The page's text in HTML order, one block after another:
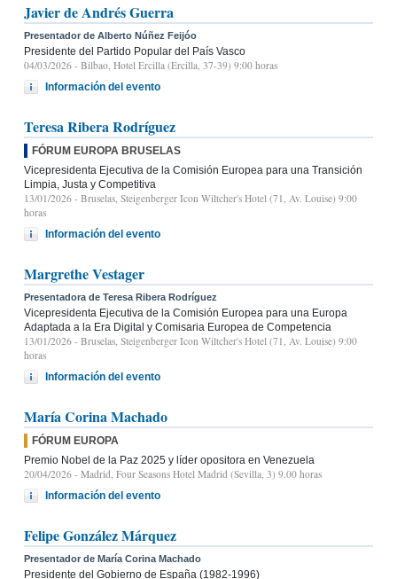
Javier de Andrés Guerra
Presentador de Alberto Núñez Feijóo
Presidente del Partido Popular del País Vasco
04/03/2026 - Bilbao, Hotel Ercilla (Ercilla, 37-39) 9:00 horas
Información del evento
Teresa Ribera Rodríguez
FÓRUM EUROPA BRUSELAS
Vicepresidenta Ejecutiva de la Comisión Europea para una Transición
Limpia, Justa y Competitiva
13/01/2026 - Bruselas, Steigenberger Icon Wiltcher's Hotel (71, Av. Louise) 9:00
horas
Información del evento
Margrethe Vestager
Presentadora de Teresa Ribera Rodríguez
Vicepresidenta Ejecutiva de la Comisión Europea para una Europa
Adaptada a la Era Digital y Comisaria Europea de Competencia
13/01/2026 - Bruselas, Steigenberger Icon Wiltcher's Hotel (71, Av. Louise) 9:00
horas
Información del evento
María Corina Machado
FÓRUM EUROPA
Premio Nobel de la Paz 2025 y líder opositora en Venezuela
20/04/2026 - Madrid, Four Seasons Hotel Madrid (Sevilla, 3) 9.00 horas
Información del evento
Felipe González Márquez
Presentador de María Corina Machado
Presidente del Gobierno de España (1982-1996)